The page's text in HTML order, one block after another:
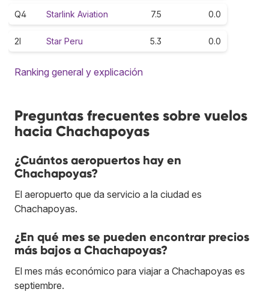
Q4 Starlink Aviation 7.5 0.0
2I Star Peru 5.3 0.0
Ranking general y explicación
Preguntas frecuentes sobre vuelos
hacia Chachapoyas
¿Cuántos aeropuertos hay en
Chachapoyas?
El aeropuerto que da servicio a la ciudad es
Chachapoyas.
¿En qué mes se pueden encontrar precios
más bajos a Chachapoyas?
El mes más económico para viajar a Chachapoyas es
septiembre.